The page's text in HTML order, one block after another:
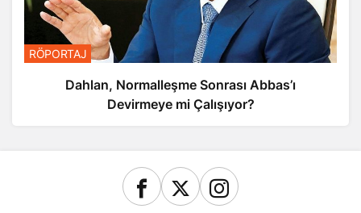
RÖPORTAJ
Dahlan, Normalleşme Sonrası Abbas’ı
Devirmeye mi Çalışıyor?